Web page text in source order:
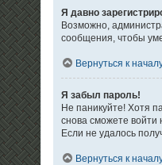
Я давно
Возможно,
сообщения, чтобы
Вернуться к
Я забыл пароль!
Не паникуйте! Хотя
снова сможете
Если не удалось
Вернуться к